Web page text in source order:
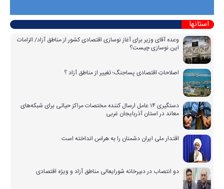
استانها
وعده آقای وزیر برای آغاز نوسازی اقتصادی کشور از مناطق آزاد/ الزامات
این نوسازی چیست؟
اصلاحاتِ اقتصادی پساجنگ؛ تغییر از مناطق آزاد ؟
دستگیری ۱۴ عامل ارسال کننده مختصات مراکز حیاتی برای شبکه‌های
معاند در استان آذربایجان غربی
اقتدار ملی ایران دشمنان را به هراس انداخته است
دو انتصاب در دبیرخانه شورایعالی مناطق آزاد و ویژه اقتصادی